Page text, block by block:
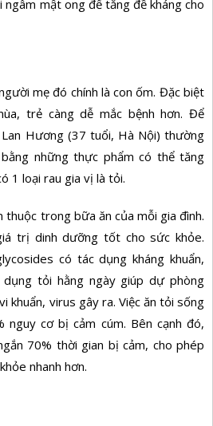
mật ong để tăng đề kháng cho
mẹ đó chính là con ốm. Đặc biệt
trẻ càng dễ mắc bệnh hơn. Để
Hương (37 tuổi, Hà Nội) thường
những thực phẩm có thể tăng
1 loại rau gia vị là tỏi.
thuộc trong bữa ăn của mỗi gia đình.
trị dinh dưỡng tốt cho sức khỏe.
có tác dụng kháng khuẩn,
tỏi hằng ngày giúp dự phòng
khuẩn, virus gây ra. Việc ăn tỏi sống
nguy cơ bị cảm cúm. Bên cạnh đó,
70% thời gian bị cảm, cho phép
nhanh hơn.